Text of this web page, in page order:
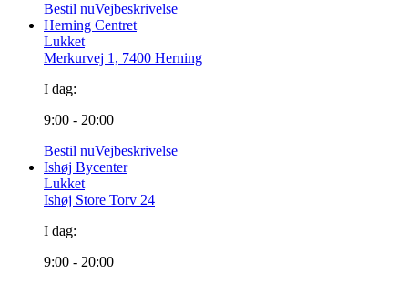
Bestil nuVejbeskrivelse
Herning Centret
Lukket
Merkurvej 1, 7400 Herning
I dag:
9:00 - 20:00
Bestil nuVejbeskrivelse
Ishøj Bycenter
Lukket
Ishøj Store Torv 24
I dag:
9:00 - 20:00